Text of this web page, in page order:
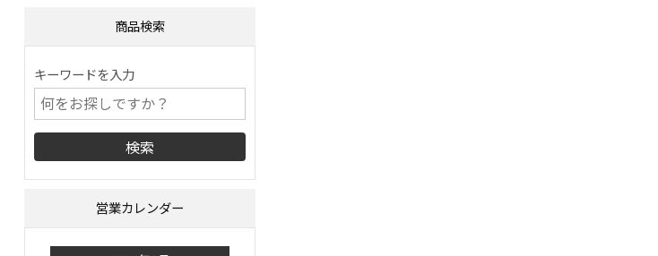
商品検索
キーワードを入力
営業カレンダー